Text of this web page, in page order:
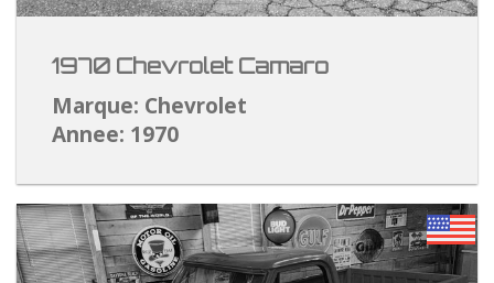
1970 Chevrolet Camaro
Marque: Chevrolet
Annee: 1970